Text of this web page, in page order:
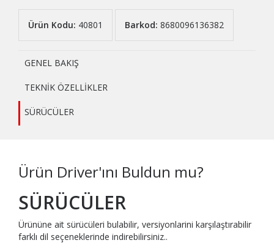
Ürün Kodu: 40801 Barkod: 8680096136382
GENEL BAKIŞ
TEKNİK ÖZELLİKLER
SÜRÜCÜLER
Ürün Driver'ını Buldun mu?
SÜRÜCÜLER
Ürününe ait sürücüleri bulabilir, versiyonlarini karşılaştırabilir
farklı dil seçeneklerinde indirebilirsiniz..